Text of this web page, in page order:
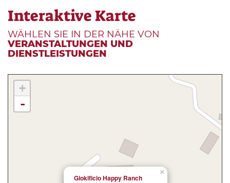
Interaktive Karte
WÄHLEN SIE IN DER NÄHE VON
VERANSTALTUNGEN UND
DIENSTLEISTUNGEN
×
Giokificio Happy Ranch
+
-